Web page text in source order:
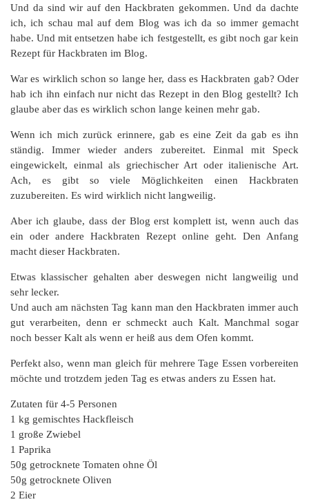
Und da sind wir auf den Hackbraten gekommen. Und da dachte
ich, ich schau mal auf dem Blog was ich da so immer gemacht
habe. Und mit entsetzen habe ich festgestellt, es gibt noch gar kein
Rezept für Hackbraten im Blog.
War es wirklich schon so lange her, dass es Hackbraten gab? Oder
hab ich ihn einfach nur nicht das Rezept in den Blog gestellt? Ich
glaube aber das es wirklich schon lange keinen mehr gab.
Wenn ich mich zurück erinnere, gab es eine Zeit da gab es ihn
ständig. Immer wieder anders zubereitet. Einmal mit Speck
eingewickelt, einmal als griechischer Art oder italienische Art.
Ach, es gibt so viele Möglichkeiten einen Hackbraten
zuzubereiten. Es wird wirklich nicht langweilig.
Aber ich glaube, dass der Blog erst komplett ist, wenn auch das
ein oder andere Hackbraten Rezept online geht. Den Anfang
macht dieser Hackbraten.
Etwas klassischer gehalten aber deswegen nicht langweilig und
sehr lecker.
Und auch am nächsten Tag kann man den Hackbraten immer auch
gut verarbeiten, denn er schmeckt auch Kalt. Manchmal sogar
noch besser Kalt als wenn er heiß aus dem Ofen kommt.
Perfekt also, wenn man gleich für mehrere Tage Essen vorbereiten
möchte und trotzdem jeden Tag es etwas anders zu Essen hat.
Zutaten für 4-5 Personen
1 kg gemischtes Hackfleisch
1 große Zwiebel
1 Paprika
50g getrocknete Tomaten ohne Öl
50g getrocknete Oliven
2 Eier